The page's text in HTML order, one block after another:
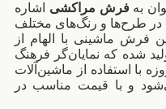
بهفرش مراکشی اشاره
در طرح‌ها و رنگ‌های مختلف
ماشینی با الهام از
شده که نمایان‌گر فرهنگ
با استفاده از ماشین‌آلات
و با قیمت مناسب در